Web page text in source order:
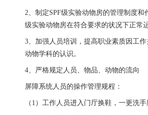
2、制定SPF级实验动物房的管理制度
级实验动物房在符合要求的状况下正常
3、加强人员培训，提高职业素质因工
动物学科的认识。
4、严格规定人员、物品、动物的流向
屏障系统人员的操作管理规程：
（1）工作人员进入门厅换鞋，一更洗